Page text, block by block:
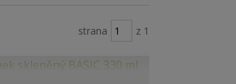
strana z 1